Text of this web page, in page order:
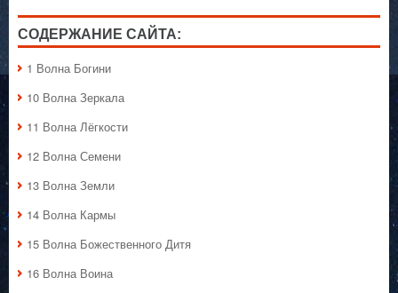
СОДЕРЖАНИЕ САЙТА:
1 Волна Богини
10 Волна Зеркала
11 Волна Лёгкости
12 Волна Семени
13 Волна Земли
14 Волна Кармы
15 Волна Божественного Дитя
16 Волна Воина